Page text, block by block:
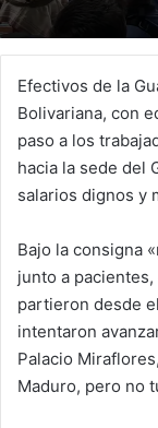
Efectivos de la
Bolivariana, con
paso a los
hacia la sede del
salarios dignos y
Bajo la consigna
junto a
partieron desde
intentaron
Palacio
Maduro, pero no